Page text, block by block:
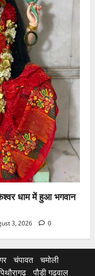
धाम में हुआ भगवान
3, 2026 0
चंपावत
चमोली
पौड़ी गढ़वाल